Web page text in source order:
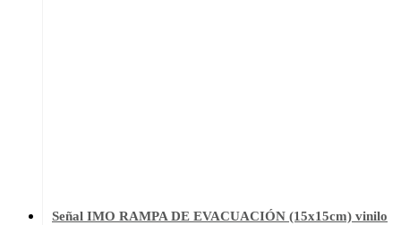
Señal IMO RAMPA DE EVACUACIÓN (15x15cm) vinilo